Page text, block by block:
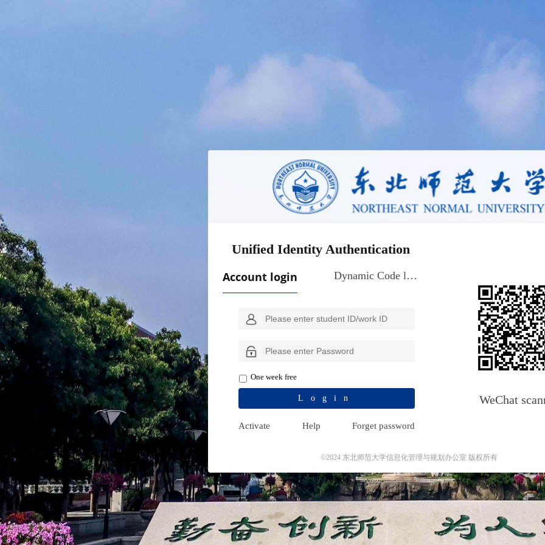
Unified Identity Authentication
Account login Dynamic Code login
One week free
Login
Activate Help Forget password
WeChat
©2024 东北师范大学信息化管理与规划办公室 版权所有